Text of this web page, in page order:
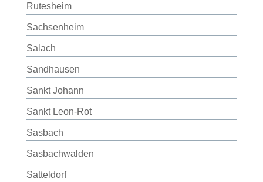
Rutesheim
Sachsenheim
Salach
Sandhausen
Sankt Johann
Sankt Leon-Rot
Sasbach
Sasbachwalden
Satteldorf